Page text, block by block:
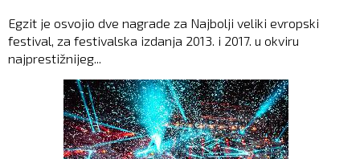
Egzit je osvojio dve nagrade za Najbolji veliki evropski
festival, za festivalska izdanja 2013. i 2017. u okviru
najprestižnijeg...